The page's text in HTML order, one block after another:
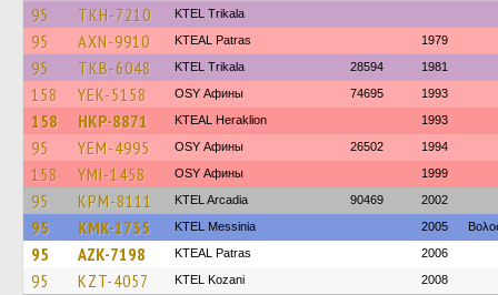
95 TKH-7210 ΚΤΕL Τrikala
95 AXN-9910 KTEAL Patras 1979
95 TKB-6048 ΚΤΕL Τrikala 28594 1981
158 YEK-5158 OSY Афины 74695 1993
158 HKP-8871 KTEAL Heraklion 1993
95 YEM-4995 OSY Афины 26502 1994
158 YMI-1458 OSY Афины 1999
95 KPM-8111 KTEL Arcadia 90469 2002
95 KMK-1735 KTEL Messinia 2005
95 AZK-7198 KTEAL Patras 2006
95 KZT-4057 ΚΤΕL Kozani 2008